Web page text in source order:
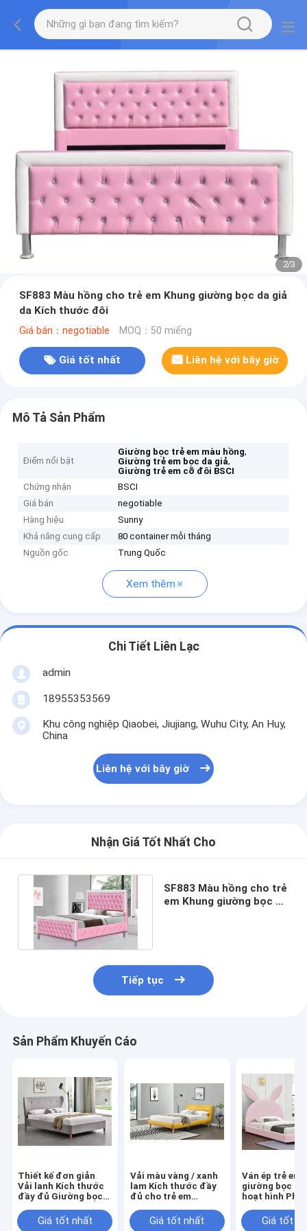
2/3
SF883 Màu hồng cho trẻ em Khung giường bọc da giả
da Kích thước đôi
Giá bán：negotiable MOQ：50 miếng
Giá tốt nhất Liên hệ với bây giờ
Mô Tả Sản Phẩm
Điểm nổi bật
Giường bọc trẻ em màu hồng,
Giường trẻ em bọc da giả,
Giường trẻ em cỡ đôi BSCI
Chứng nhận
BSCI
Giá bán
negotiable
Hàng hiệu
Sunny
Khả năng cung cấp
80 container mỗi tháng
Nguồn gốc
Trung Quốc
Xem thêm
Chi Tiết Liên Lạc
admin
18955353569
Khu công nghiệp Qiaobei, Jiujiang, Wuhu City, An Huy,
China
Liên hệ với bây giờ
Nhận Giá Tốt Nhất Cho
SF883 Màu hồng cho trẻ
em Khung giường bọc da
Tiếp tục
Sản Phẩm Khuyến Cáo
Thiết kế đơn giản
Vải lanh Kích thước
đầy đủ Giường bọc
MOQGiá tốt nhất
Vải màu vàng / xanh
lam Kích thước đầy
đủ cho trẻ em
nhà sản xuất giường
bán buôn
Giá tốt nhất
Ván ép trẻ em
giường bọc
hoạt hình
Giá tốt